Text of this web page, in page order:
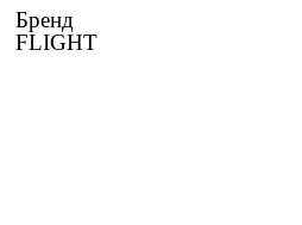
Бренд
FLIGHT